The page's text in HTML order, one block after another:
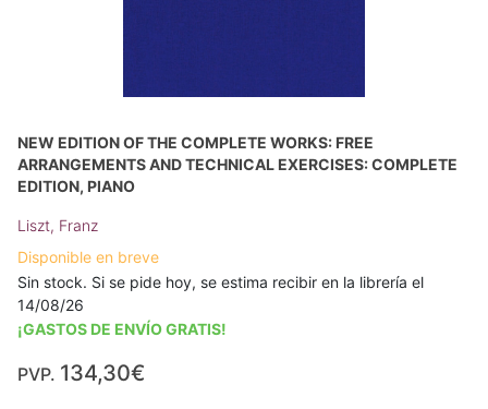
NEW EDITION OF THE COMPLETE WORKS: FREE
ARRANGEMENTS AND TECHNICAL EXERCISES: COMPLETE
EDITION, PIANO
Liszt, Franz
Disponible en breve
Sin stock. Si se pide hoy, se estima recibir en la librería el
14/08/26
¡GASTOS DE ENVÍO GRATIS!
PVP. 134,30€